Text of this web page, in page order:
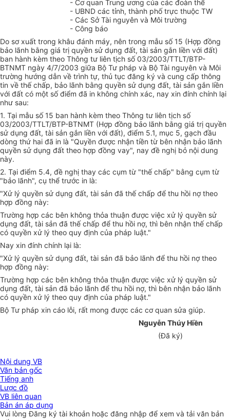
- Cơ quan Trung ương của các đoàn thể
- UBND các tỉnh, thành phố trực thuộc TW
- Các Sở Tài nguyên và Môi trường
- Công báo
Do sơ xuất trong khâu đánh máy, nên trong mẫu số 15 (Hợp đồng
bảo lãnh bằng giá trị quyền sử dụng đất, tài sản gắn liền với đất)
ban hành kèm theo Thông tư liên tịch số 03/2003/TTLT/BTP-
BTNMT ngày 4/7/2003 giữa Bộ Tư pháp và Bộ Tài nguyên và Môi
trường hướng dẫn về trình tự, thủ tục đăng ký và cung cấp thông
tin về thế chấp, bảo lãnh bằng quyền sử dụng đất, tài sản gắn liền
với đất có một số điểm đã in không chính xác, nay xin đính chính lại
như sau:
1. Tại mẫu số 15 ban hành kèm theo Thông tư liên tịch số
03/2003/TTLT/BTP-BTNMT (Hợp đồng bảo lãnh bằng giá trị quyền
sử dụng đất, tài sản gắn liền với đất), điểm 5.1, mục 5, gạch đầu
dòng thứ hai đã in là "Quyền được nhận tiền từ bên nhận bảo lãnh
quyền sử dụng đất theo hợp đồng vay", nay đề nghị bỏ nội dung
này.
2. Tại điểm 5.4, đề nghị thay các cụm từ "thế chấp" bằng cụm từ
"bảo lãnh", cụ thể trước in là:
"Xử lý quyền sử dụng đất, tài sản đã thế chấp để thu hồi nợ theo
hợp đồng này:
Trường hợp các bên không thỏa thuận được việc xử lý quyền sử
dụng đất, tài sản đã thế chấp để thu hồi nợ, thì bên nhận thế chấp
có quyền xử lý theo quy định của pháp luật."
Nay xin đính chính lại là:
"Xử lý quyền sử dụng đất, tài sản đã bảo lãnh để thu hồi nợ theo
hợp đồng này:
Trường hợp các bên không thỏa thuận được việc xử lý quyền sử
dụng đất, tài sản đã bảo lãnh để thu hồi nợ, thì bên nhận bảo lãnh
có quyền xử lý theo quy định của pháp luật."
Bộ Tư pháp xin cáo lỗi, rất mong được các cơ quan sửa giúp.
Nguyễn Thúy Hiền
(Đã ký)
Nội dung VB
Văn bản gốc
Tiếng anh
Lược đồ
VB liên quan
Bản án áp dụng
Vui lòngĐăng ký tài khoản hoặc đăng nhập để xem và tải văn bản